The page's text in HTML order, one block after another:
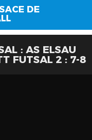
DE
: AS ELSAU
FUTSAL 2 : 7-8